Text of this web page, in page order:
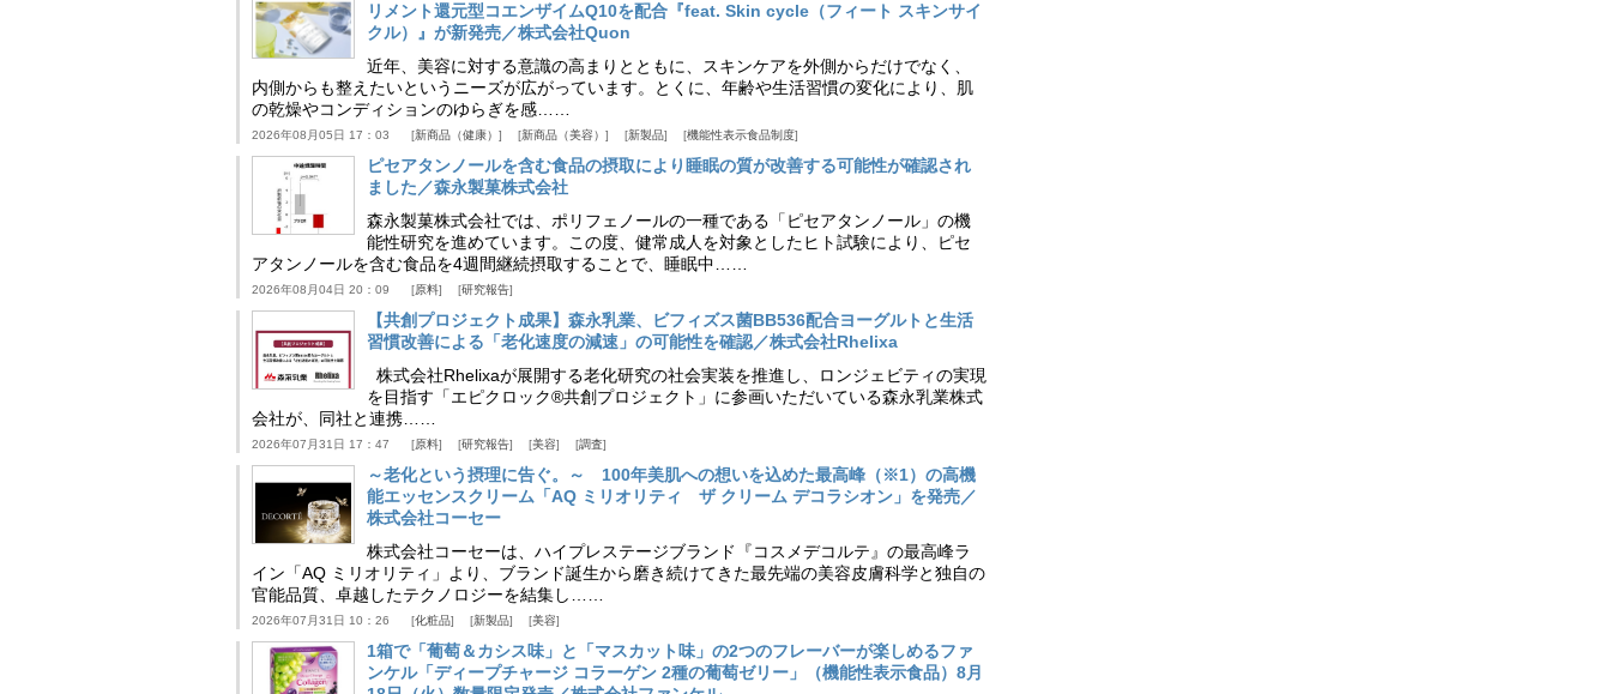
リメント還元型コエンザイムQ10を配合『feat. Skin cycle（フィート スキンサイ
クル）』が新発売／株式会社Quon
近年、美容に対する意識の高まりとともに、スキンケアを外側からだけでなく、
内側からも整えたいというニーズが広がっています。とくに、年齢や生活習慣の変化により、肌
の乾燥やコンディションのゆらぎを感……
2026年08月05日 17：03 新商品（健康） 新商品（美容） 新製品 機能性表示食品制度
ピセアタンノールを含む食品の摂取により睡眠の質が改善する可能性が確認され
ました／森永製菓株式会社
森永製菓株式会社では、ポリフェノールの一種である「ピセアタンノール」の機
能性研究を進めています。この度、健常成人を対象としたヒト試験により、ピセ
アタンノールを含む食品を4週間継続摂取することで、睡眠中……
2026年08月04日 20：09 原料 研究報告
【共創プロジェクト成果】森永乳業、ビフィズス菌BB536配合ヨーグルトと生活
習慣改善による「老化速度の減速」の可能性を確認／株式会社Rhelixa
株式会社Rhelixaが展開する老化研究の社会実装を推進し、ロンジェビティの実現
を目指す「エピクロック®共創プロジェクト」に参画いただいている森永乳業株式
会社が、同社と連携……
2026年07月31日 17：47 原料 研究報告 美容 調査
～老化という摂理に告ぐ。～ 100年美肌への想いを込めた最高峰（※1）の高機
能エッセンスクリーム「AQ ミリオリティ ザ クリーム デコラシオン」を発売／
株式会社コーセー
株式会社コーセーは、ハイプレステージブランド『コスメデコルテ』の最高峰ラ
イン「AQ ミリオリティ」より、ブランド誕生から磨き続けてきた最先端の美容皮膚科学と独自の
官能品質、卓越したテクノロジーを結集し……
2026年07月31日 10：26 化粧品 新製品 美容
1箱で「葡萄＆カシス味」と「マスカット味」の2つのフレーバーが楽しめるファ
ンケル「ディープチャージ コラーゲン 2種の葡萄ゼリー」（機能性表示食品）8月